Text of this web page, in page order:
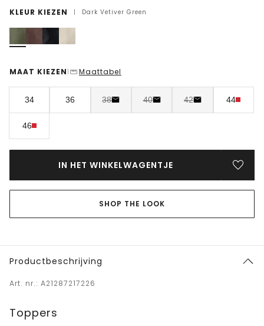
KLEUR KIEZEN | Dark Vetiver Green
MAAT KIEZEN | Maattabel
34 36 38 40 42 44
46
IN HET WINKELWAGENTJE
SHOP THE LOOK
Productbeschrijving
Art. nr.: A21287217226
Toppers